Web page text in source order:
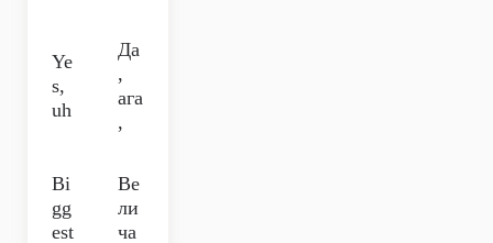
Ye
s,
uh
Да
,
ага
,
Bi
gg
est
Ве
ли
ча